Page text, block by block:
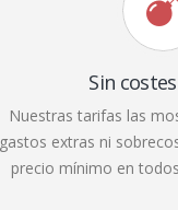
Sin
Nuestras tarifas las
gastos extras ni
precio mínimo en